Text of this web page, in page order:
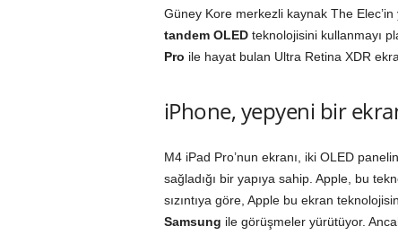
Güney Kore merkezli kaynak The
tandem OLEDteknolojisini kullanmayı
Pro ile hayat bulan Ultra Retina XDR
iPhone, yepyeni bir
M4 iPad Pro’nun ekranı, iki OLED
sağladığı bir yapıya sahip. Apple, bu
sızıntıya göre, Apple bu ekran
Samsung ile görüşmeler yürütüyor.